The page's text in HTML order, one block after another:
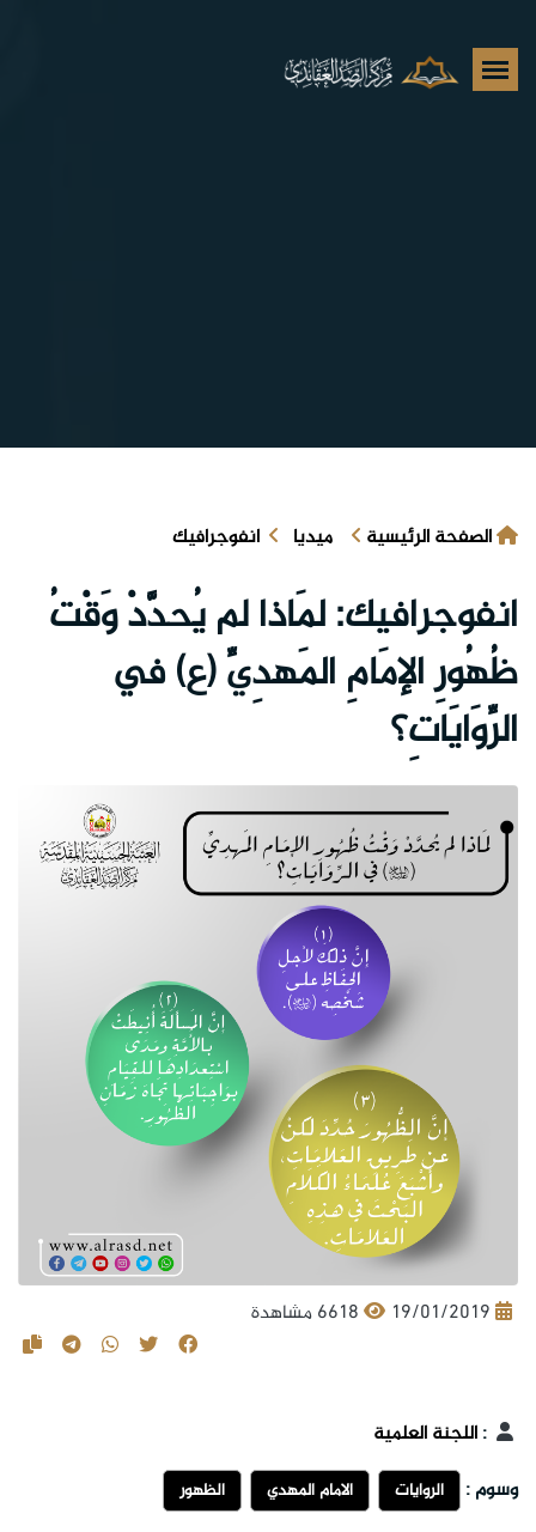
الصفحة الرئيسية ميديا انفوجرافيك
انفوجرافيك: لمَاذا لم يُحدَّدْ وَقْتُ
ظُهُورِ الإمَامِ المَهدِيِّ (ع) في
الرِّوَايَاتِ؟
19/01/2019 6618 مشاهدة
:اللجنة العلمية
وسوم :
الروايات الامام المهدي الظهور